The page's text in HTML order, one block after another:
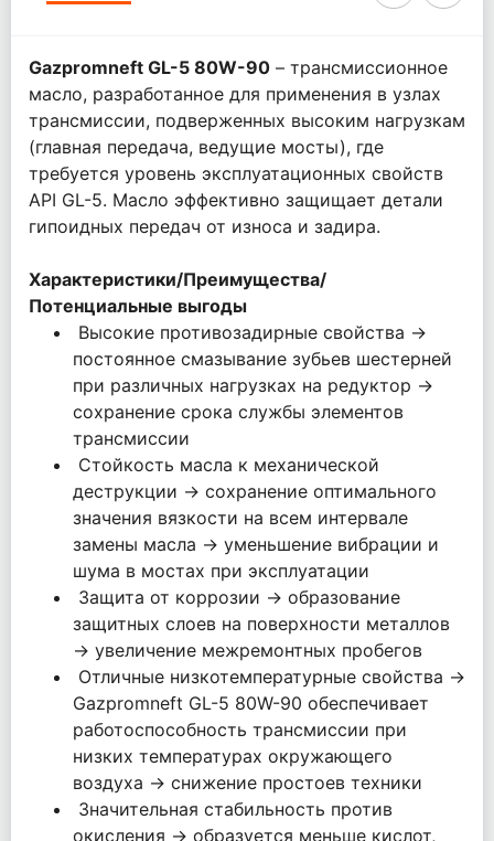
Gazpromneft GL-5 80W-90 – трансмиссионное
масло, разработанное для применения в узлах
трансмиссии, подверженных высоким нагрузкам
(главная передача, ведущие мосты), где
требуется уровень эксплуатационных свойств
API GL-5. Масло эффективно защищает детали
гипоидных передач от износа и задира.
Характеристики/Преимущества/
Потенциальные выгоды
Высокие противозадирные свойства →
постоянное смазывание зубьев шестерней
при различных нагрузках на редуктор →
сохранение срока службы элементов
трансмиссии
Стойкость масла к механической
деструкции → сохранение оптимального
значения вязкости на всем интервале
замены масла → уменьшение вибрации и
шума в мостах при эксплуатации
Защита от коррозии → образование
защитных слоев на поверхности металлов
→ увеличение межремонтных пробегов
Отличные низкотемпературные свойства →
Gazpromneft GL-5 80W-90 обеспечивает
работоспособность трансмиссии при
низких температурах окружающего
воздуха → снижение простоев техники
Значительная стабильность против
окисления → образуется меньше кислот,